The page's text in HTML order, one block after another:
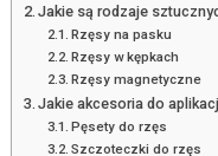
Jakie są rodzaje
Rzęsy na pasku
Rzęsy w kępkach
Rzęsy magnetyczne
Jakie akcesoria do
Pęsety do rzęs
Szczoteczki do rzęs